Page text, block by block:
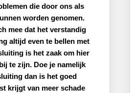
die door ons als
worden genomen.
mee dat het verstandig
altijd even te bellen met
is het zaak om hier
te zijn. Doe je namelijk
dan is het goed
krijgt van meer schade